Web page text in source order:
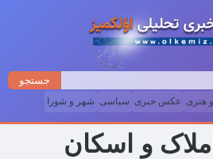
جستجو
هنری عکس خبری سیاسی شهر و شورا
و اسکان